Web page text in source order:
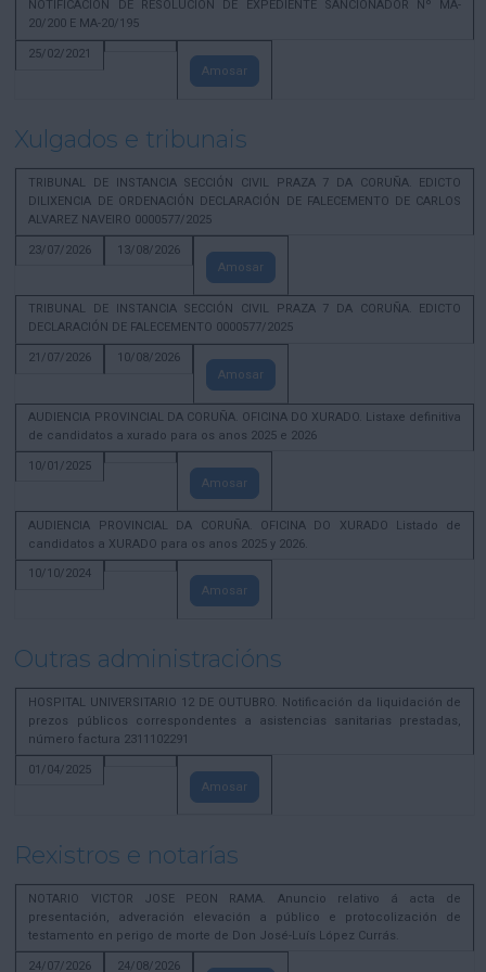
NOTIFICACION DE RESOLUCION DE EXPEDIENTE SANCIONADOR Nº MA-
20/200 E MA-20/195
25/02/2021
Amosar
Xulgados e tribunais
TRIBUNAL DE INSTANCIA SECCIÓN CIVIL PRAZA 7 DA CORUÑA. EDICTO
DILIXENCIA DE ORDENACIÓN DECLARACIÓN DE FALECEMENTO DE CARLOS
ALVAREZ NAVEIRO 0000577/2025
23/07/2026
13/08/2026
Amosar
TRIBUNAL DE INSTANCIA SECCIÓN CIVIL PRAZA 7 DA CORUÑA. EDICTO
DECLARACIÓN DE FALECEMENTO 0000577/2025
21/07/2026
10/08/2026
Amosar
AUDIENCIA PROVINCIAL DA CORUÑA. OFICINA DO XURADO. Listaxe definitiva
de candidatos a xurado para os anos 2025 e 2026
10/01/2025
Amosar
AUDIENCIA PROVINCIAL DA CORUÑA. OFICINA DO XURADO Listado de
candidatos a XURADO para os anos 2025 y 2026.
10/10/2024
Amosar
Outras administracións
HOSPITAL UNIVERSITARIO 12 DE OUTUBRO. Notificación da liquidación de
prezos públicos correspondentes a asistencias sanitarias prestadas,
número factura 2311102291
01/04/2025
Amosar
Rexistros e notarías
NOTARIO VICTOR JOSE PEON RAMA. Anuncio relativo á acta de
presentación, adveración elevación a público e protocolización de
testamento en perigo de morte de Don José-Luís López Currás.
24/07/2026
24/08/2026